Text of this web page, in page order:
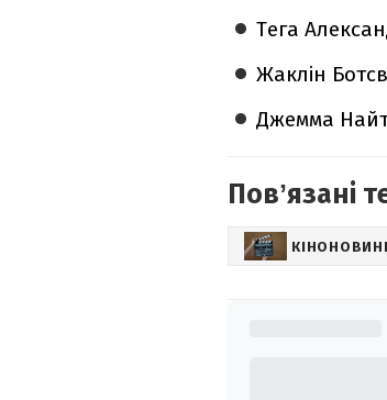
Тега
Жаклін
Джемма
Повʼязані